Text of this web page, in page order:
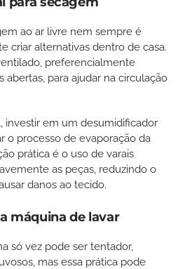
ao ar livre nem sempre é
criar alternativas dentro de casa.
preferencialmente
abertas, para ajudar na circulação
investir em um desumidificador
o processo de evaporação da
prática é o uso de varais
as peças, reduzindo o
danos ao tecido.
máquina de lavar
só vez pode ser tentador,
mas essa prática pode